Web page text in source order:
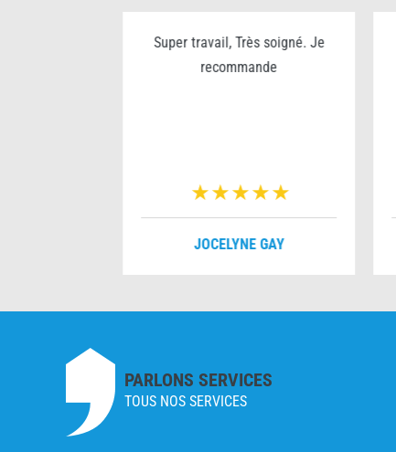
Super travail, Très soigné. Je
recommande
JOCELYNE GAY
PARLONS SERVICES
TOUS NOS SERVICES